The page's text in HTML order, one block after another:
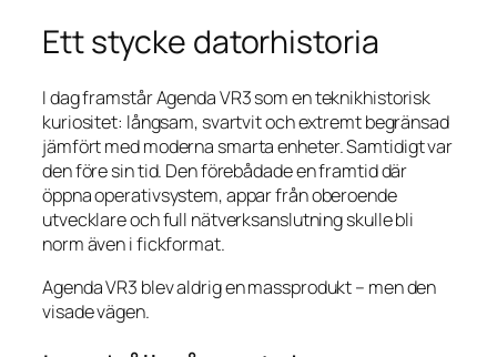
Ett stycke datorhistoria
I dag framstår Agenda VR3 som en teknikhistorisk
kuriositet: långsam, svartvit och extremt begränsad
jämfört med moderna smarta enheter. Samtidigt var
den före sin tid. Den förebådade en framtid där
öppna operativsystem, appar från oberoende
utvecklare och full nätverksanslutning skulle bli
norm även i fickformat.
Agenda VR3 blev aldrig en massprodukt – men den
visade vägen.